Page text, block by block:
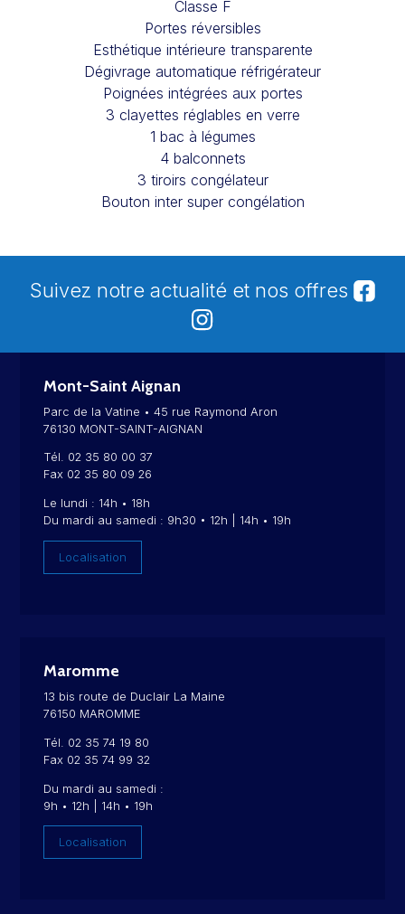
Classe F
Portes réversibles
Esthétique intérieure transparente
Dégivrage automatique réfrigérateur
Poignées intégrées aux portes
3 clayettes réglables en verre
1 bac à légumes
4 balconnets
3 tiroirs congélateur
Bouton inter super congélation
Suivez notre actualité et nos offres
Mont-Saint Aignan
Parc de la Vatine • 45 rue Raymond Aron
76130 MONT-SAINT-AIGNAN
Tél. 02 35 80 00 37
Fax 02 35 80 09 26
Le lundi : 14h • 18h
Du mardi au samedi : 9h30 • 12h | 14h • 19h
Localisation
Maromme
13 bis route de Duclair La Maine
76150 MAROMME
Tél. 02 35 74 19 80
Fax 02 35 74 99 32
Du mardi au samedi :
9h • 12h | 14h • 19h
Localisation